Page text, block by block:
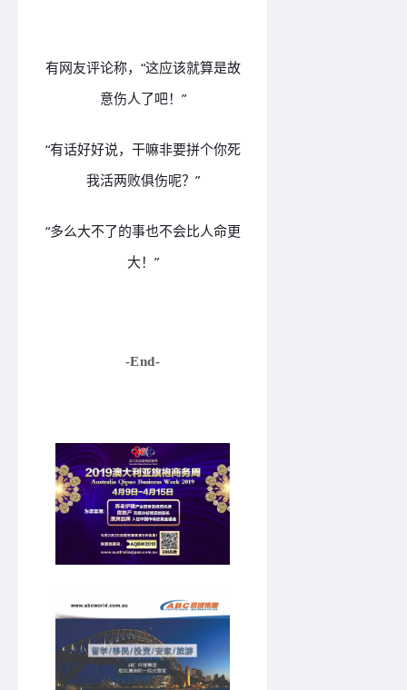
有网友评论称，“这应该就算是故
意伤人了吧！”
“有话好好说，干嘛非要拼个你死
我活两败俱伤呢？”
“多么大不了的事也不会比人命更
大！”
-End-